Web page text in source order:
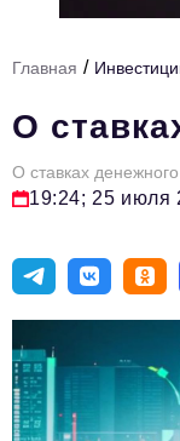
HR
Персона номера
Стиль жизни
Импортозамещение
ОПК
Главная /
О
О ставках
19:24; 25 июля